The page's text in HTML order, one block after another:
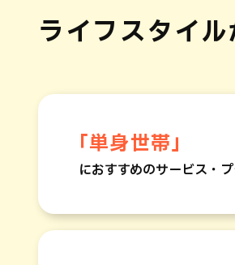
ライフスタイ
「単身世帯」
におすすめのサービス・